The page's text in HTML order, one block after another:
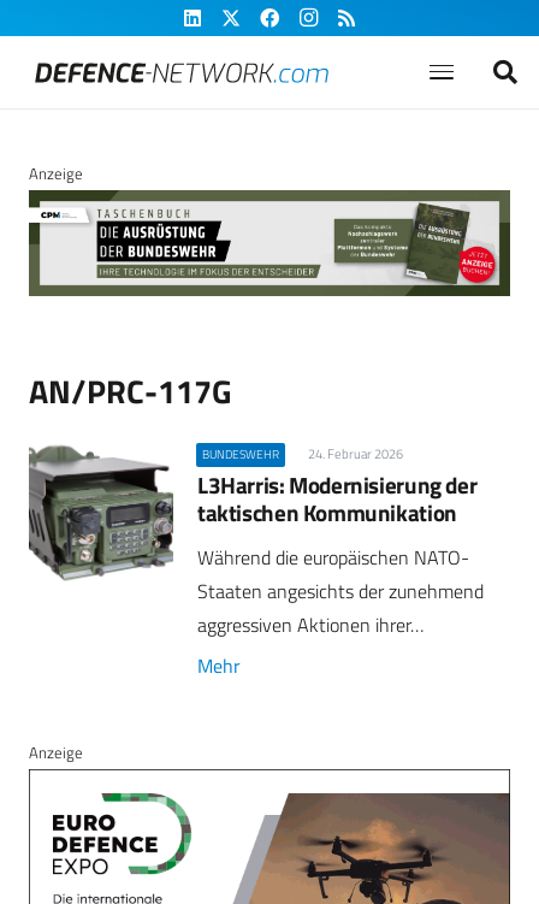
Anzeige
AN/PRC-117G
BUNDESWEHR 24. Februar 2026
L3Harris: Modernisierung der
taktischen Kommunikation
Während die europäischen NATO-
Staaten angesichts der zunehmend
aggressiven Aktionen ihrer…
Mehr
Anzeige